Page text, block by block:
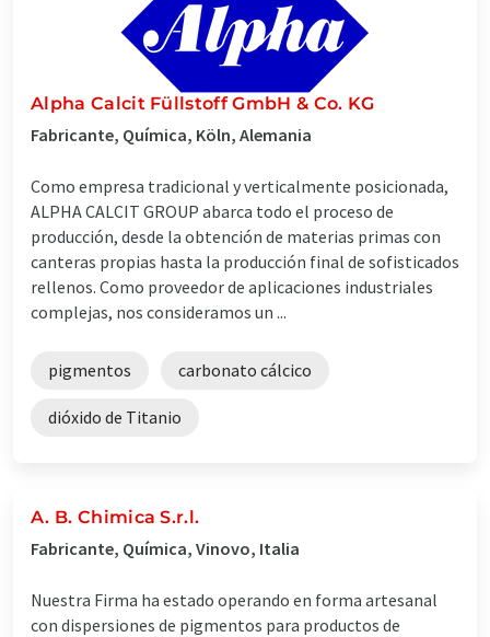
Alpha Calcit Füllstoff GmbH & Co. KG
Fabricante, Química, Köln, Alemania
Como empresa tradicional y verticalmente posicionada,
ALPHA CALCIT GROUP abarca todo el proceso de
producción, desde la obtención de materias primas con
canteras propias hasta la producción final de sofisticados
rellenos. Como proveedor de aplicaciones industriales
complejas, nos consideramos un ...
pigmentos carbonato cálcico
dióxido de Titanio
A. B. Chimica S.r.l.
Fabricante, Química, Vinovo, Italia
Nuestra Firma ha estado operando en forma artesanal
con dispersiones de pigmentos para productos de